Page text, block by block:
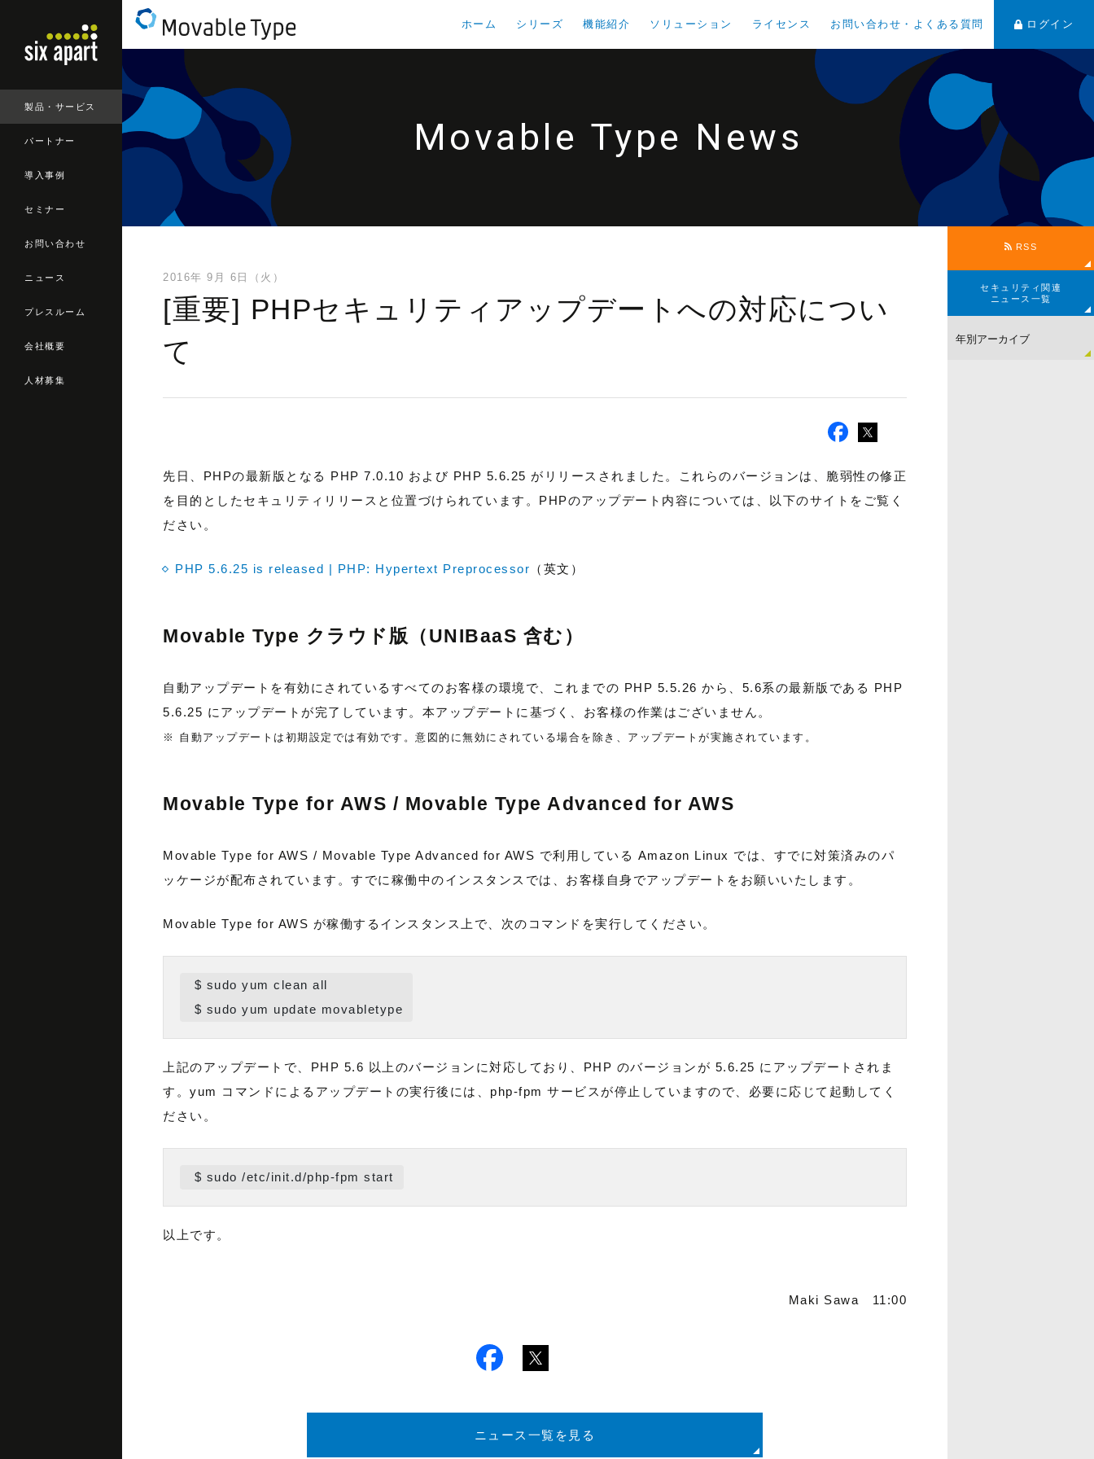
製品・サービス
パートナー
導入事例
セミナー
お問い合わせ
ニュース
プレスルーム
会社概要
人材募集
ホーム シリーズ 機能紹介 ソリューション ライセンス お問い合わせ・よくある質問 ログイン
Movable Type News
2016年 9月 6日（火）
[重要] PHPセキュリティアップデートへの対応につい
て
先日、PHPの最新版となる PHP 7.0.10 および PHP 5.6.25 がリリースされました。これらのバージョンは、脆弱性の修正
を目的としたセキュリティリリースと位置づけられています。PHPのアップデート内容については、以下のサイトをご覧く
ださい。
PHP 5.6.25 is released | PHP: Hypertext Preprocessor （英文）
Movable Type クラウド版（UNIBaaS 含む）
自動アップデートを有効にされているすべてのお客様の環境で、これまでの PHP 5.5.26 から、5.6系の最新版である PHP
5.6.25 にアップデートが完了しています。本アップデートに基づく、お客様の作業はございません。
※ 自動アップデートは初期設定では有効です。意図的に無効にされている場合を除き、アップデートが実施されています。
Movable Type for AWS / Movable Type Advanced for AWS
Movable Type for AWS / Movable Type Advanced for AWS で利用している Amazon Linux では、すでに対策済みのパ
ッケージが配布されています。すでに稼働中のインスタンスでは、お客様自身でアップデートをお願いいたします。
Movable Type for AWS が稼働するインスタンス上で、次のコマンドを実行してください。
$ sudo yum clean all
$ sudo yum update movabletype
上記のアップデートで、PHP 5.6 以上のバージョンに対応しており、PHP のバージョンが 5.6.25 にアップデートされま
す。yum コマンドによるアップデートの実行後には、php-fpm サービスが停止していますので、必要に応じて起動してく
ださい。
$ sudo /etc/init.d/php-fpm start
以上です。
Maki Sawa 11:00
ニュース一覧を見る
RSS
セキュリティ関連
ニュース一覧